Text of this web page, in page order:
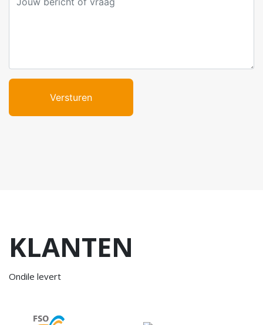
Versturen
KLANTEN
Ondile levert